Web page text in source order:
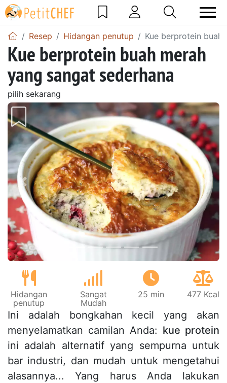
Resep Hidangan penutup Kue berprotein buah
Kue berprotein buah merah
yang sangat sederhana
pilih sekarang
Sebelumnya
Hidangan
penutup
Sangat
Mudah
25 min 477 Kcal
Ini adalah bongkahan kecil yang akan
menyelamatkan camilan Anda: kue protein
ini adalah alternatif yang sempurna untuk
bar industri, dan mudah untuk mengetahui
alasannya... Yang harus Anda lakukan